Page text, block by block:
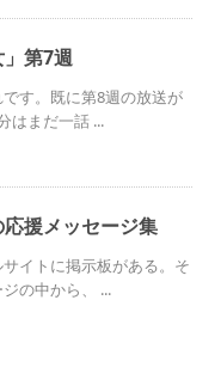
」第7週
す。既に第8週の放送が
はまだ一話 ...
援メッセージ集
イトに掲示板がある。そ
の中から、 ...